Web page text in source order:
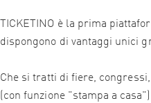
TICKETINO è la prima
dispongono di vantaggi unici
Che si tratti di fiere,
(con funzione "stampa a